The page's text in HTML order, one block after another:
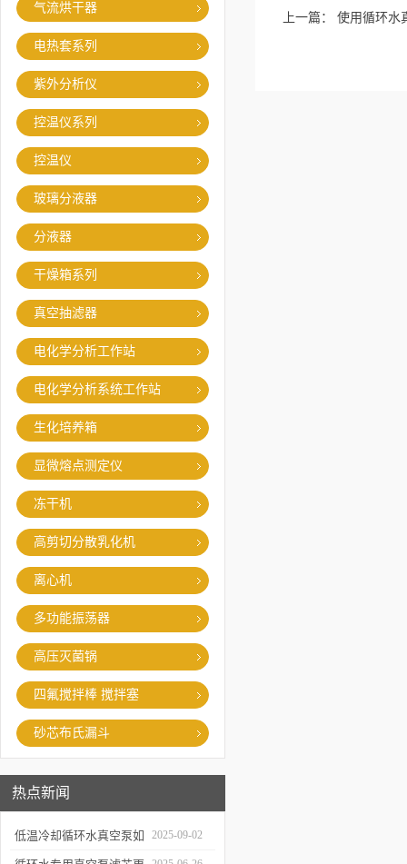
气流烘干器
电热套系列
紫外分析仪
控温仪系列
控温仪
玻璃分液器
分液器
干燥箱系列
真空抽滤器
电化学分析工作站
电化学分析系统工作站
生化培养箱
显微熔点测定仪
冻干机
高剪切分散乳化机
离心机
多功能振荡器
高压灭菌锅
四氟搅拌棒 搅拌塞
砂芯布氏漏斗
热点新闻
低温冷却循环水真空泵如 2025-09-02
上一篇： 使用循环水